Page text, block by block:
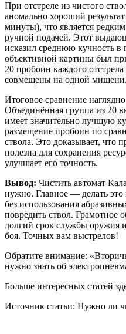
При отстреле из чистого
аномально хороший
минуты), что является
ручной подачей. Этот
исказил среднюю кучность в
объективной картины был
20 пробоин каждого
совмещены на одной мишени.
Итоговое сравнение
Объединённая группа из 20
имеет значительно лучшую
размещение пробоин по
ствола. Это доказывает, что
полезна для сохранения
улучшает его точность.
Вывод: Чистить автомат
нужно. Главное — делать это
без использования
повредить ствол. Грамотное
долгий срок службы оружия
боя. Точных вам выстрелов!
Обратите внимание:
нужно знать об
Больше интересных статей
Источник статьи: Нужно ли